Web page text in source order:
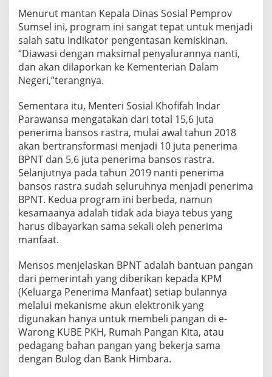
D
a
l
a
m
M
a
u
k
a
n
K
o
o
r
d
i
i
D
a
P
e
n
g
a
w
Menurut mantan Kepala Dinas Sosial Pemprov
Sumsel ini, program ini sangat tepat untuk menjadi
salah satu indikator pengentasan kemiskinan.
“Diawasi dengan maksimal penyalurannya nanti,
dan akan dilaporkan ke Kementerian Dalam
Negeri,”terangnya.
Sementara itu, Menteri Sosial Khofifah Indar
Parawansa mengatakan dari total 15,6 juta
penerima bansos rastra, mulai awal tahun 2018
akan bertransformasi menjadi 10 juta penerima
BPNT dan 5,6 juta penerima bansos rastra.
Selanjutnya pada tahun 2019 nanti penerima
bansos rastra sudah seluruhnya menjadi penerima
BPNT. Kedua program ini berbeda, namun
kesamaanya adalah tidak ada biaya tebus yang
harus dibayarkan sama sekali oleh penerima
manfaat.
Mensos menjelaskan BPNT adalah bantuan pangan
dari pemerintah yang diberikan kepada KPM
(Keluarga Penerima Manfaat) setiap bulannya
melalui mekanisme akun elektronik yang
digunakan hanya untuk membeli pangan di e-
Warong KUBE PKH, Rumah Pangan Kita, atau
pedagang bahan pangan yang bekerja sama
dengan Bulog dan Bank Himbara.